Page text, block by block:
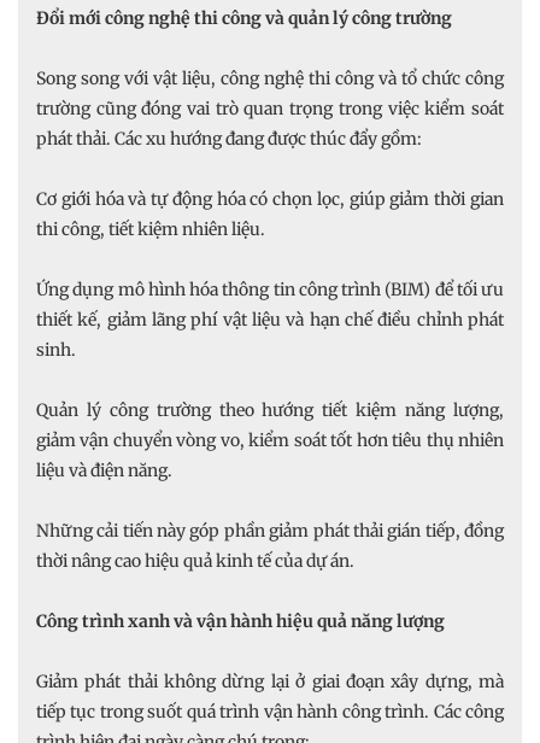
Đổi mới công nghệ thi công và quản lý công trường
Song song với vật liệu, công nghệ thi công và tổ chức công
trường cũng đóng vai trò quan trọng trong việc kiểm soát
phát thải. Các xu hướng đang được thúc đẩy gồm:
Cơ giới hóa và tự động hóa có chọn lọc, giúp giảm thời gian
thi công, tiết kiệm nhiên liệu.
Ứng dụng mô hình hóa thông tin công trình (BIM) để tối ưu
thiết kế, giảm lãng phí vật liệu và hạn chế điều chỉnh phát
sinh.
Quản lý công trường theo hướng tiết kiệm năng lượng,
giảm vận chuyển vòng vo, kiểm soát tốt hơn tiêu thụ nhiên
liệu và điện năng.
Những cải tiến này góp phần giảm phát thải gián tiếp, đồng
thời nâng cao hiệu quả kinh tế của dự án.
Công trình xanh và vận hành hiệu quả năng lượng
Giảm phát thải không dừng lại ở giai đoạn xây dựng, mà
tiếp tục trong suốt quá trình vận hành công trình. Các công